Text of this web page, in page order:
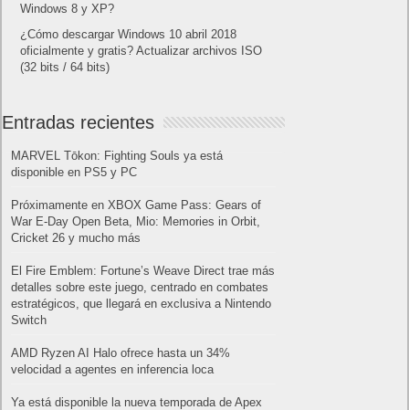
Windows 8 y XP?
¿Cómo descargar Windows 10 abril 2018
oficialmente y gratis? Actualizar archivos ISO
(32 bits / 64 bits)
Entradas recientes
MARVEL Tōkon: Fighting Souls ya está
disponible en PS5 y PC
Próximamente en XBOX Game Pass: Gears of
War E-Day Open Beta, Mio: Memories in Orbit,
Cricket 26 y mucho más
El Fire Emblem: Fortune’s Weave Direct trae más
detalles sobre este juego, centrado en combates
estratégicos, que llegará en exclusiva a Nintendo
Switch
AMD Ryzen AI Halo ofrece hasta un 34%
velocidad a agentes en inferencia loca
Ya está disponible la nueva temporada de Apex